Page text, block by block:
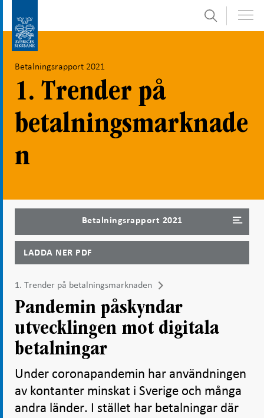
direkt
innehåll
undersidor
Sök
Betalningsrapport 2021
1. Trender på
betalningsmarknade
n
Betalningsrapport 2021
LADDA NER PDF
1. Trender på betalningsmarknaden
Pandemin påskyndar
utvecklingen mot digitala
betalningar
Under coronapandemin har användningen
av kontanter minskat i Sverige och många
andra länder. I stället har betalningar där